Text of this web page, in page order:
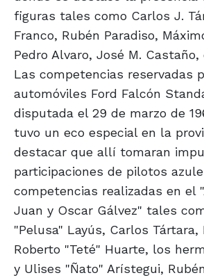
figuras tales como Carlos J.
Franco, Rubén Paradiso,
Pedro Alvaro, José M.
Las competencias reservadas
automóviles Ford Falcón
disputada el 29 de marzo de
tuvo un eco especial en la
destacar que allí tomaran
participaciones de pilotos
competencias realizadas en el
Juan y Oscar Gálvez" tales
"Pelusa" Layús, Carlos Tártara,
Roberto "Teté" Huarte, los
y Ulises "Ñato" Arístegui,